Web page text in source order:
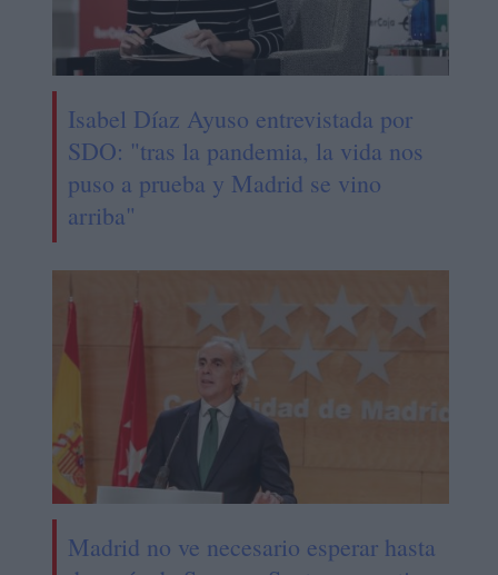
Isabel Díaz Ayuso entrevistada por
SDO: "tras la pandemia, la vida nos
puso a prueba y Madrid se vino
arriba"
Madrid no ve necesario esperar hasta